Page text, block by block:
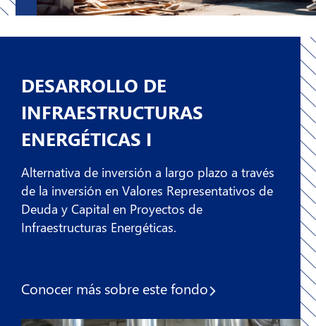
DESARROLLO DE
INFRAESTRUCTURAS
ENERGÉTICAS I
Alternativa de inversión a largo plazo a través
de la inversión en Valores Representativos de
Deuda y Capital en Proyectos de
Infraestructuras Energéticas.​​
Conocer más sobre este fondo